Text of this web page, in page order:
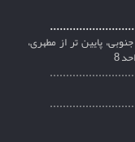
پایین تر از مطهری،